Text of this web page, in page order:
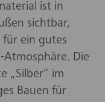
ist in
sichtbar,
ein gutes
Atmosphäre. Die
„Silber“ im
Bauen für